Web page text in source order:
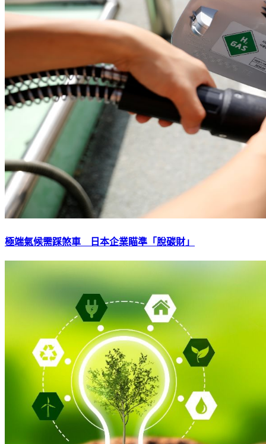
極端氣候需踩煞車 日本企業瞄準「脫碳財」